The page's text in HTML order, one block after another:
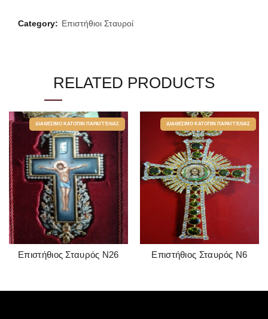
Category: Επιστήθιοι Σταυροί
RELATED PRODUCTS
ΔΙΑΘΈΣΙΜΟ ΚΑΤΌΠΙΝ ΠΑΡΑΓΓΕΛΊΑΣ
READ MORE
Επιστήθιος Σταυρός Ν26
ΔΙΑΘΈΣΙΜΟ ΚΑΤΌΠΙΝ ΠΑΡΑΓΓΕΛΊΑΣ
READ MORE
Επιστήθιος Σταυρός Ν6